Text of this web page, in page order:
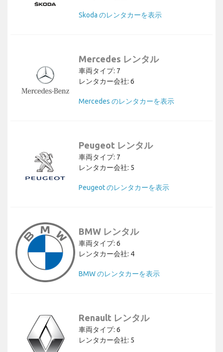
Skoda のレンタカーを表示
Mercedes レンタル
車両タイプ: 7
レンタカー会社: 6
Mercedes のレンタカーを表示
Peugeot レンタル
車両タイプ: 7
レンタカー会社: 5
Peugeot のレンタカーを表示
BMW レンタル
車両タイプ: 6
レンタカー会社: 4
BMW のレンタカーを表示
Renault レンタル
車両タイプ: 6
レンタカー会社: 5